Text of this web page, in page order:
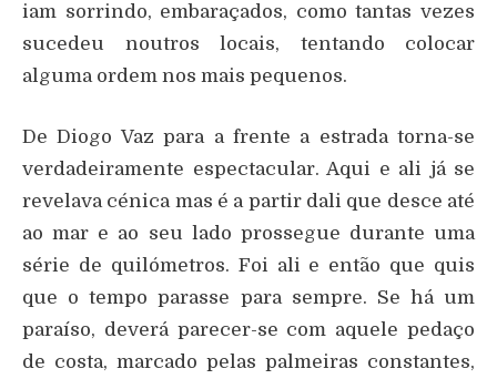
iam sorrindo, embaraçados, como tantas vezes
sucedeu noutros locais, tentando colocar
alguma ordem nos mais pequenos.
De Diogo Vaz para a frente a estrada torna-se
verdadeiramente espectacular. Aqui e ali já se
revelava cénica mas é a partir dali que desce até
ao mar e ao seu lado prossegue durante uma
série de quilómetros. Foi ali e então que quis
que o tempo parasse para sempre. Se há um
paraíso, deverá parecer-se com aquele pedaço
de costa, marcado pelas palmeiras constantes,